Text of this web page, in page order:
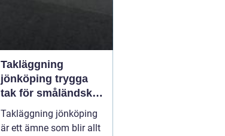
Takläggning
jönköping trygga
tak för småländskt
väder
Takläggning jönköping
är ett ämne som blir allt